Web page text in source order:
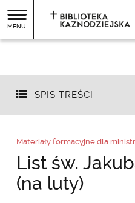
MENU
SPIS TREŚCI
Materiały formacyjne dla
List św.
(na luty)